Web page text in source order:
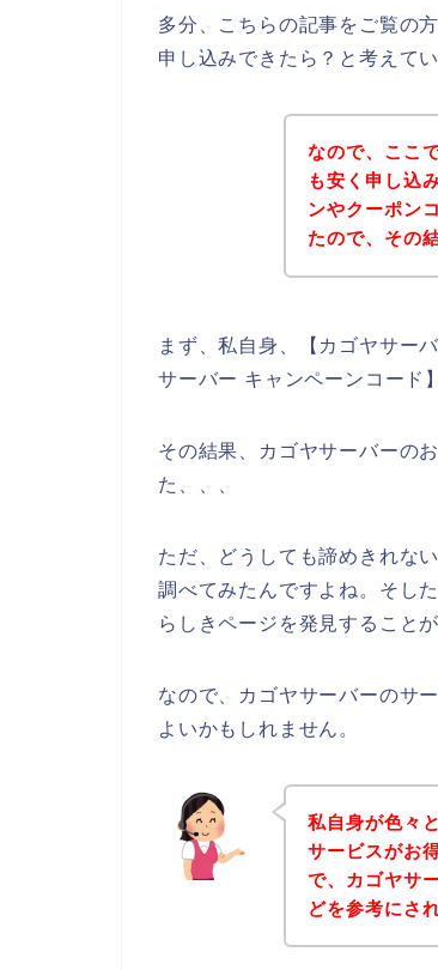
多分、こちらの記事をご覧の
申し込みできたら？と考えて
なので、ここ
も安く申し込
ンやクーポン
たので、その
まず、私自身、【カゴヤサー
サーバー キャンペーンコード
その結果、カゴヤサーバーの
た、、、
ただ、どうしても諦めきれな
調べてみたんですよね。そし
らしきページを発見すること
なので、カゴヤサーバーのサ
よいかもしれません。
私自身が色々
サービスがお
で、カゴヤサ
どを参考にさ